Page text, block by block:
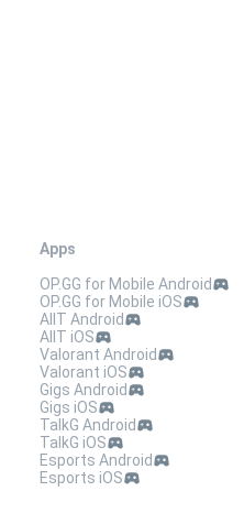
Apps
OP.GG for Mobile Android
OP.GG for Mobile iOS
AllT Android
AllT iOS
Valorant Android
Valorant iOS
Gigs Android
Gigs iOS
TalkG Android
TalkG iOS
Esports Android
Esports iOS